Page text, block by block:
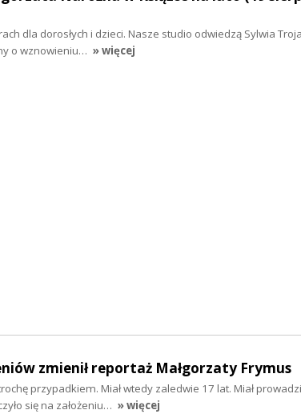
dla dorosłych i dzieci. Nasze studio odwiedzą Sylwia
o wznowieniu… » więcej
zmienił reportaż Małgorzaty Frymus
przypadkiem. Miał wtedy zaledwie 17 lat. Miał
się na założeniu… » więcej